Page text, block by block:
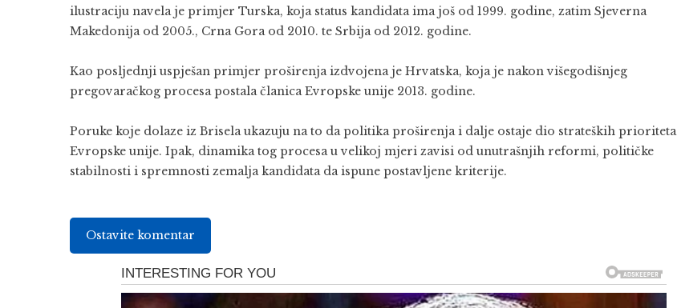
ilustraciju navela je primjer Turska, koja status kandidata ima još od 1999. godine, zatim Sjeverna
Makedonija od 2005., Crna Gora od 2010. te Srbija od 2012. godine.
Kao posljednji uspješan primjer proširenja izdvojena je Hrvatska, koja je nakon višegodišnjeg
pregovaračkog procesa postala članica Evropske unije 2013. godine.
Poruke koje dolaze iz Brisela ukazuju na to da politika proširenja i dalje ostaje dio strateških prioriteta
Evropske unije. Ipak, dinamika tog procesa u velikoj mjeri zavisi od unutrašnjih reformi, političke
stabilnosti i spremnosti zemalja kandidata da ispune postavljene kriterije.
Ostavite komentar